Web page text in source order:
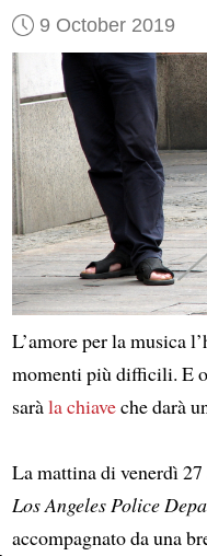
9 October 2019
L’amore per la musica
momenti più difficili. E
saràla chiaveche darà
La mattina di venerdì
Los Angeles Police
accompagnato da una